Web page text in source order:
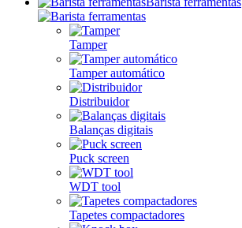
Tamper
Tamper automático
Distribuidor
Balanças digitais
Puck screen
WDT tool
Tapetes compactadores